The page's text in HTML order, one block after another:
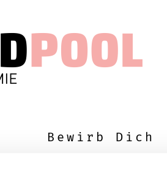
Bewirb Dich